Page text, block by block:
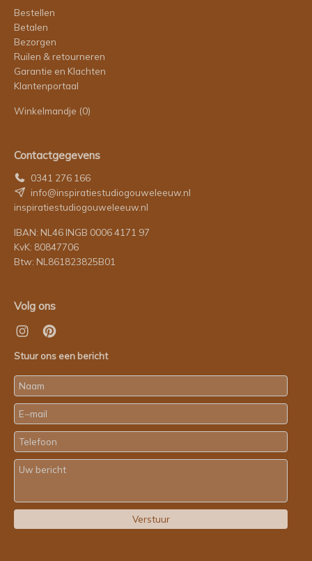
Bestellen
Betalen
Bezorgen
Ruilen & retourneren
Garantie en Klachten
Klantenportaal
Winkelmandje (0)
Contactgegevens
0341 276 166
info@inspiratiestudiogouweleeuw.nl
inspiratiestudiogouweleeuw.nl
IBAN: NL46 INGB 0006 4171 97
KvK: 80847706
Btw: NL861823825B01
Volg ons
Stuur ons een bericht